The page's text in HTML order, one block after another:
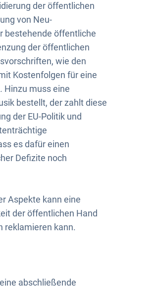
der öffentlichen
von Neu-
bestehende öffentliche
der öffentlichen
wie den
Kostenfolgen für eine
Hinzu muss eine
bestellt, der zahlt diese
der EU-Politik und
es dafür einen
Defizite noch
Aspekte kann eine
der öffentlichen Hand
reklamieren kann.
abschließende